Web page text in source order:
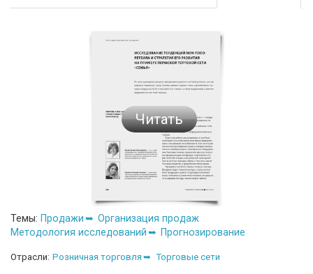
Читать
Темы: Продажи
Организация продаж
Методология исследований
Прогнозирование
Отрасли: Розничная торговля Торговые сети